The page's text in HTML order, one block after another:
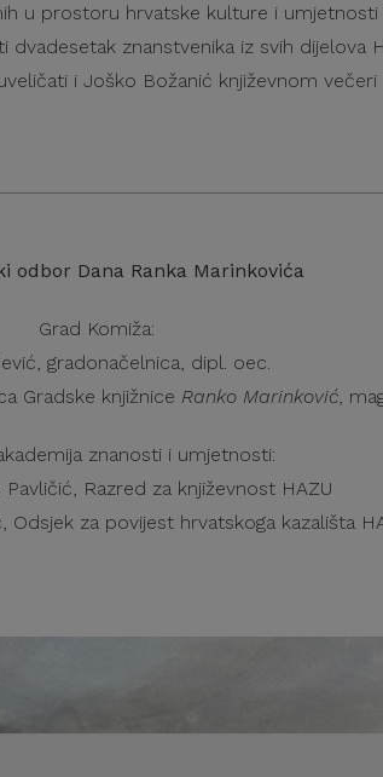
u prostoru hrvatske kulture i
znanstvenika iz svih dijelova
i Joško Božanić književnom
odbor Dana Ranka Marinkovića
Grad Komiža:
gradonačelnica, dipl. oec.
Gradske knjižnice Ranko Marinković,
znanosti i umjetnosti:
Razred za književnost HAZU
Odsjek za povijest hrvatskoga kazališta